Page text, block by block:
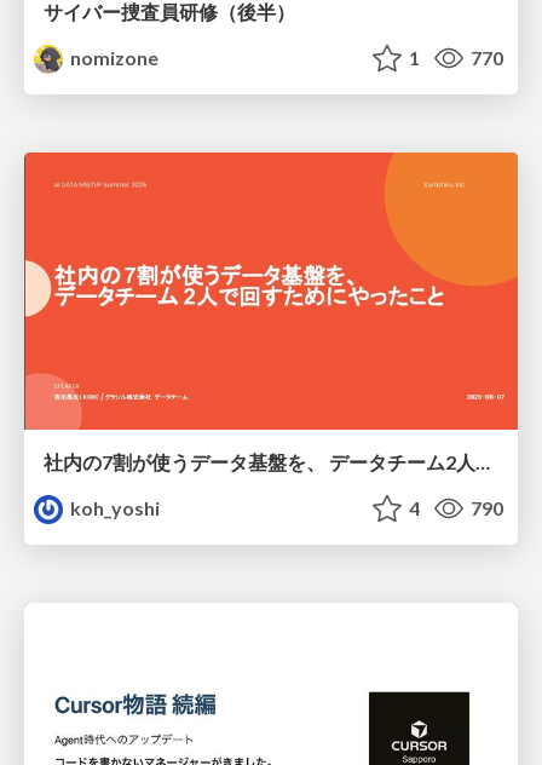
サイバー捜査員研修（後半）
nomizone
1 770
社内の7割が使うデータ基盤を、 データチーム2人で回すためにやったこと
koh_yoshi
4 790